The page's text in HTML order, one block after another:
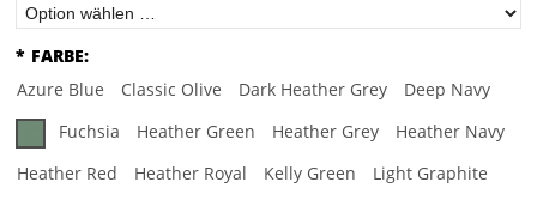
* FARBE:
Azure Blue
Classic Olive Dark Heather Grey
Deep Navy
Fuchsia
Heather Green Heather Grey
Heather Navy
Heather Red
Heather Royal Kelly Green
Light Graphite